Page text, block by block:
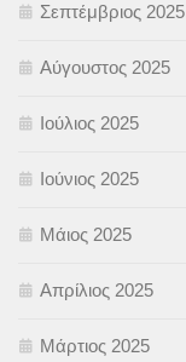
Σεπτέμβριος 2025
Αύγουστος 2025
Ιούλιος 2025
Ιούνιος 2025
Μάιος 2025
Απρίλιος 2025
Μάρτιος 2025